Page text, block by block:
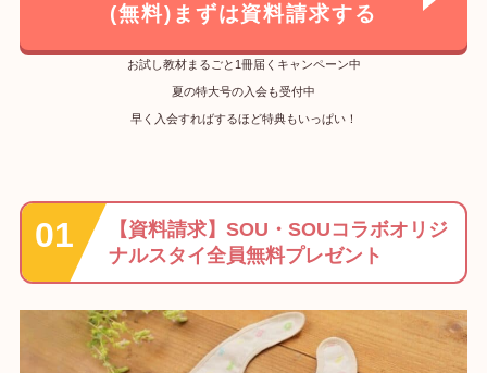
(無料)まずは資料請求する
お試し教材まるごと1冊届くキャンペーン中
夏の特大号の入会も受付中
早く入会すればするほど特典もいっぱい！
【資料請求】SOU・SOUコラボオリジ
ナルスタイ全員無料プレゼント